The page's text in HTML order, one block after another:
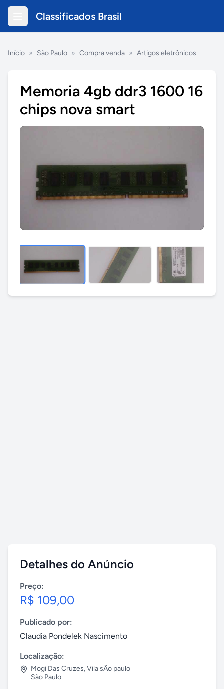
Classificados Brasil
Início » São Paulo » Compra venda » Artigos eletrônicos
Memoria 4gb ddr3 1600 16
chips nova smart
Detalhes do Anúncio
Preço:
R$ 109,00
Publicado por:
Claudia Pondelek Nascimento
Localização:
Mogi Das Cruzes,Vila sÃo paulo
São Paulo